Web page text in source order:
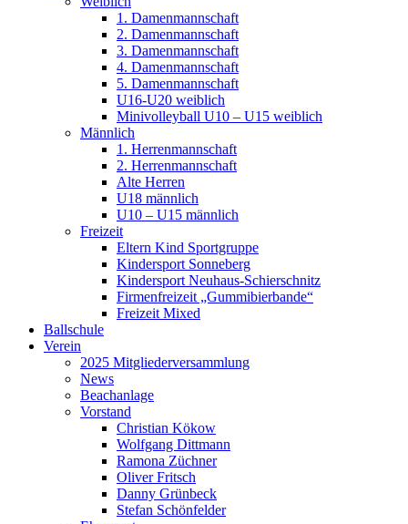
1. Damenmannschaft
2. Damenmannschaft
3. Damenmannschaft
4. Damenmannschaft
5. Damenmannschaft
U16-U20 weiblich
Minivolleyball U10 – U15 weiblich
Männlich
1. Herrenmannschaft
2. Herrenmannschaft
Alte Herren
U18 männlich
U10 – U15 männlich
Freizeit
Eltern Kind Sportgruppe
Kindersport Sonneberg
Kindersport Neuhaus-Schierschnitz
Firmenfreizeit „Gummibierbande“
Freizeit Mixed
Ballschule
Verein
2025 Mitgliederversammlung
News
Beachanlage
Vorstand
Christian Kökow
Wolfgang Dittmann
Ramona Züchner
Oliver Fritsch
Danny Grünbeck
Stefan Schönfelder